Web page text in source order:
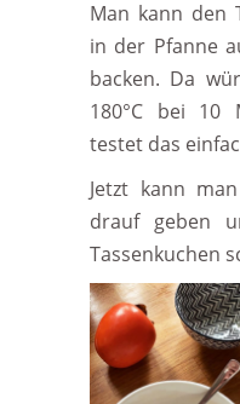
Man kann den
in der Pfanne
backen. Da
180°C bei 10
testet das
Jetzt kann
drauf geben
Tassenkuchen